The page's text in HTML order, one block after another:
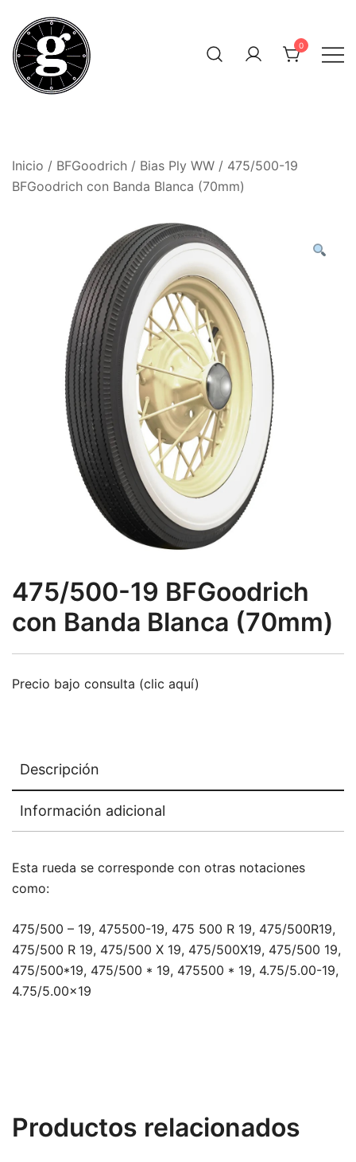
contenido
0
Inicio / BFGoodrich / Bias Ply WW / 475/500-19
BFGoodrich con Banda Blanca (70mm)
475/500-19 BFGoodrich
con Banda Blanca (70mm)
Precio bajo consulta (clic aquí)
Descripción
Información adicional
Esta rueda se corresponde con otras notaciones
como:
475/500 – 19, 475500-19, 475 500 R 19, 475/500R19,
475/500 R 19, 475/500 X 19, 475/500X19, 475/500 19,
475/500*19, 475/500 * 19, 475500 * 19, 4.75/5.00-19,
4.75/5.00×19
Productos relacionados